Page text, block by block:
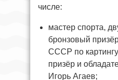
числе:
мастер спорта,
бронзовый
СССР по
призёр и
Игорь Агаев;